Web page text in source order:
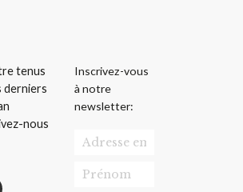
tenus
derniers
nous
Inscrivez-vous
à notre
newsletter: